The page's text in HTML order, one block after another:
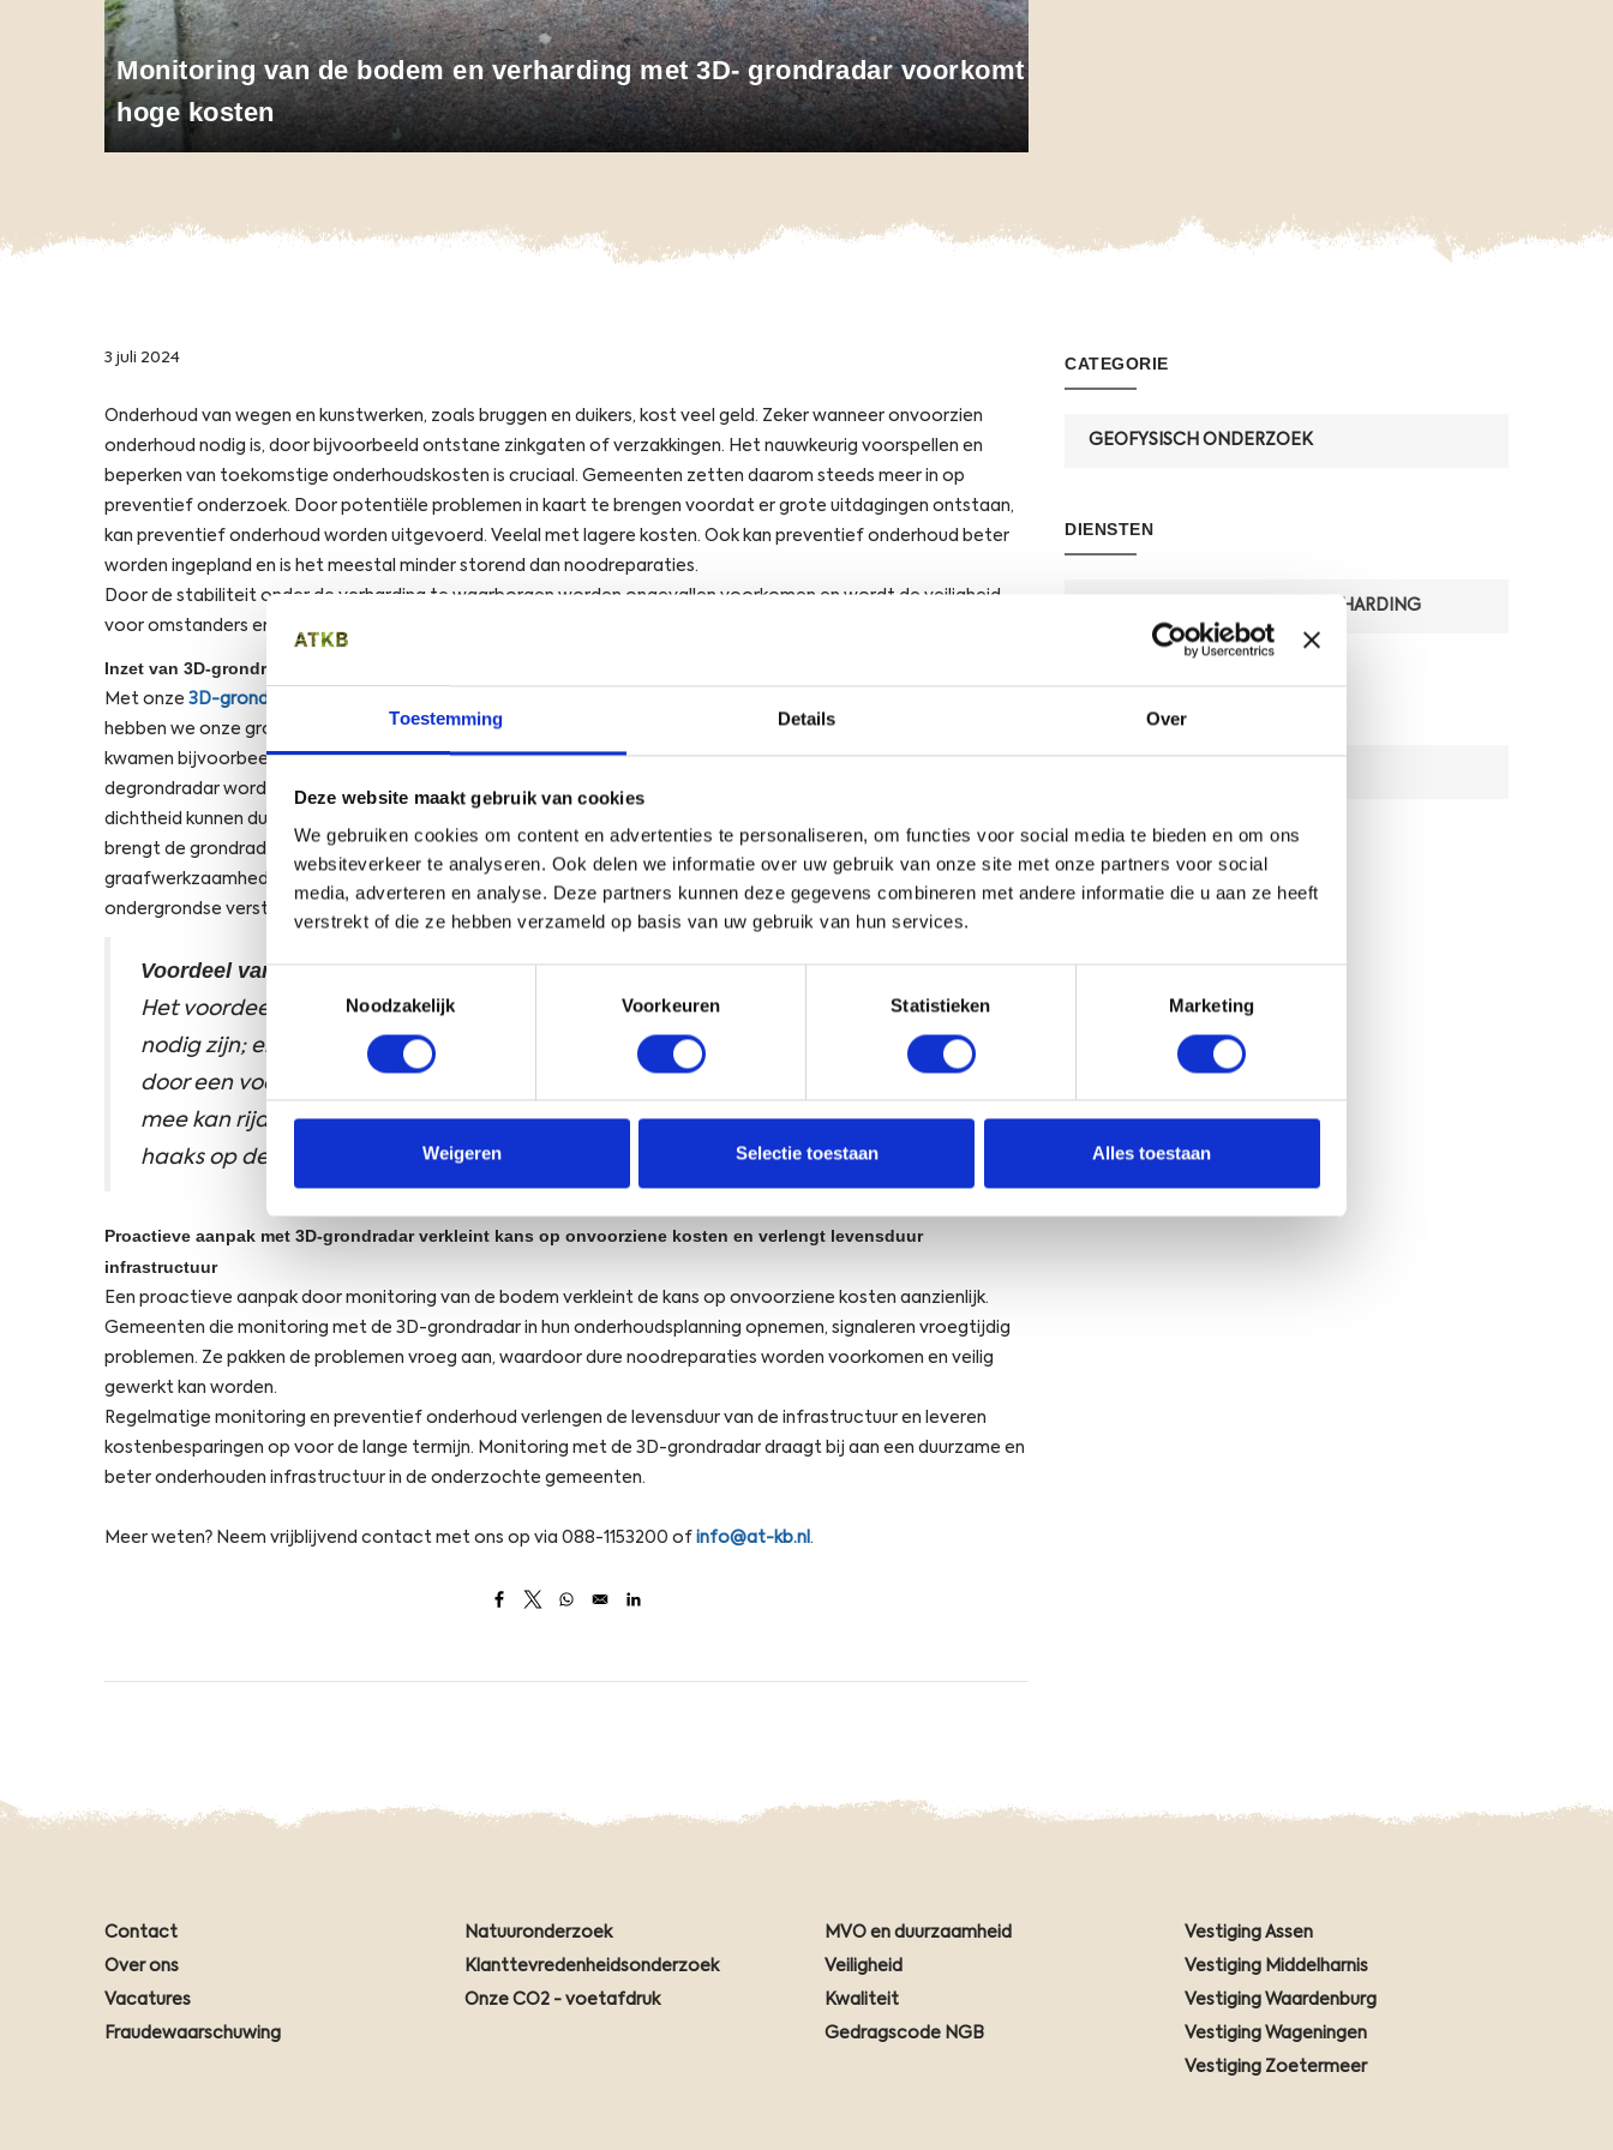
Toestemming Details Over
Deze website maakt gebruik van cookies
We gebruiken cookies om content en advertenties te personaliseren, om functies voor social media te bieden en om ons
websiteverkeer te analyseren. Ook delen we informatie over uw gebruik van onze site met onze partners voor social
media, adverteren en analyse. Deze partners kunnen deze gegevens combineren met andere informatie die u aan ze heeft
verstrekt of die ze hebben verzameld op basis van uw gebruik van hun services.
Toestemmingsselectie
Noodzakelijk
Voorkeuren Statistieken Marketing
Weigeren Selectie toestaan Alles toestaan
Monitoring van de bodem en verharding met 3D- grondradar voorkomt
hoge kosten
3 juli 2024
Onderhoud van wegen en kunstwerken, zoals bruggen en duikers, kost veel geld. Zeker wanneer onvoorzien
onderhoud nodig is, door bijvoorbeeld ontstane zinkgaten of verzakkingen. Het nauwkeurig voorspellen en
beperken van toekomstige onderhoudskosten is cruciaal. Gemeenten zetten daarom steeds meer in op
preventief onderzoek. Door potentiële problemen in kaart te brengen voordat er grote uitdagingen ontstaan,
kan preventief onderhoud worden uitgevoerd. Veelal met lagere kosten. Ook kan preventief onderhoud beter
worden ingepland en is het meestal minder storend dan noodreparaties.
Door de stabiliteit onder de verharding te waarborgen worden ongevallen voorkomen en wordt de veiligheid
voor omstanders en werknemers beter gewaarborgd.
Inzet van 3D-grondradar voor monitoring
Met onze 3D-grondradar
hebben we onze grondradar-systemen ingezet om afwijkingen onder asfaltwegen te monitoren. Daarbij
kwamen bijvoorbeeld zijdelingse verschuivingen in de asfaltlaag en verzakkingspotentieel aan het licht. Met
degrondradar worden holtes en verlaagde dichtheid onder verhardingen in kaart gebracht. Holtes en verlaagde
dichtheid kunnen duiden op het ontstaan van zinkgaten of gebieden die gevoelig zijn voor verzakking. Ook
brengt de grondradar in beeld waar de bodem verstoord is of verplaatst; dat kan namelijk duiden op eerdere
graafwerkzaamheden of natuurlijke veranderingen. De 3D-grondradar geeft gedetailleerde informatie over
ondergrondse verstoringen en holtes onder verhardingen en rond kunstwerken.
Voordeel van 3D-grondradar
Het voordeel van onderzoek met de 3D-grondradar is dat er geen wegafzettingen
nodig zijn; er is geen graafwerk nodig. De 3D-grondradar wordt voortgetrokken
door een voertuig dat toegelaten is op de Nederlandse wegen en met het verkeer
mee kan rijden. De 3D-grondradar scant vlakdekkend, zodoende hoeft er ook niet
haaks op de weg gereden te worden.
Proactieve aanpak met 3D-grondradar verkleint kans op onvoorziene kosten en verlengt levensduur
infrastructuur
Een proactieve aanpak door monitoring van de bodem verkleint de kans op onvoorziene kosten aanzienlijk.
Gemeenten die monitoring met de 3D-grondradar in hun onderhoudsplanning opnemen, signaleren vroegtijdig
problemen. Ze pakken de problemen vroeg aan, waardoor dure noodreparaties worden voorkomen en veilig
gewerkt kan worden.
Regelmatige monitoring en preventief onderhoud verlengen de levensduur van de infrastructuur en leveren
kostenbesparingen op voor de lange termijn. Monitoring met de 3D-grondradar draagt bij aan een duurzame en
beter onderhouden infrastructuur in de onderzochte gemeenten.
Meer weten? Neem vrijblijvend contact met ons op via 088-1153200 of info@at-kb.nl .
Opens in a new window
Opens in a new window
Opens in a new window
Opens in a new window
CATEGORIE
GEOFYSISCH ONDERZOEK
DIENSTEN
MONITORING BODEM EN VERHARDING
Contact
Over ons
Vacatures
Fraudewaarschuwing
Natuuronderzoek
Klanttevredenheidsonderzoek
Onze CO2 - voetafdruk
MVO en duurzaamheid
Veiligheid
Kwaliteit
Gedragscode NGB
Vestiging Assen
Vestiging Middelharnis
Vestiging Waardenburg
Vestiging Wageningen
Vestiging Zoetermeer